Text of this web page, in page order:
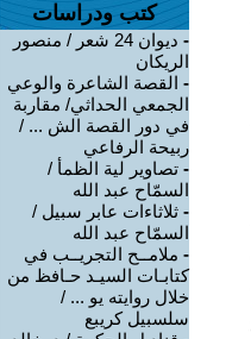
كتب ودراسات
-
ديوان 24 شعر / منصور
الريكان
- القصة الشاعرة والوعي
الجمعي الحداثي/ مقاربة
في دور القصة الش ... /
ربيحة الرفاعي
- تصاوير لية الظمأ /
السمّاح عبد الله
- ثلاثاءات عابر سبيل /
السمّاح عبد الله
- ملامــح التجريــب في
كتابـات السيـد حـافظ من
خلال روايته يو ... /
سلسبيل كريبع